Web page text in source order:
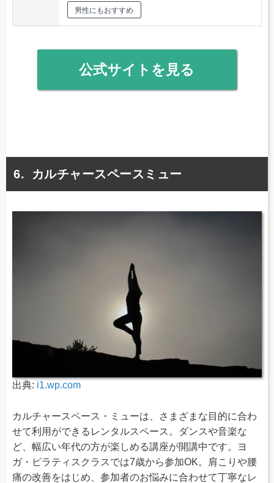
男性にもおすすめ
公式サイトを見る
カルチャースペースミュー
出典: i1.wp.com
カルチャースペース・ミューは、さまざまな目的に合わ
せて利用ができるレンタルスペース。ダンスや音楽な
ど、幅広い年代の方が楽しめる講座が開講中です。ヨ
ガ・ピラティスクラスでは7歳から参加OK。肩こりや腰
痛の改善をはじめ、参加者のお悩みに合わせて丁寧なレ